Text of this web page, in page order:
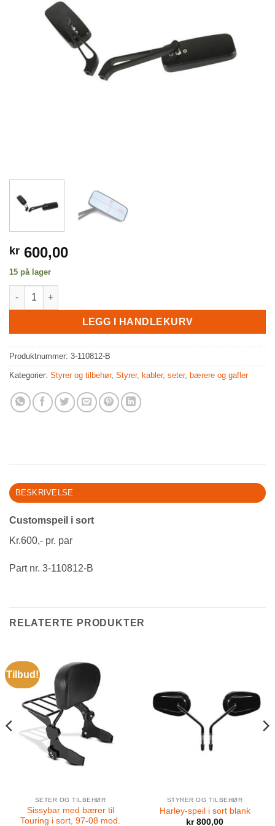
kr 600,00
15 på lager
Customspeil i sort antall
LEGG I HANDLEKURV
Produktnummer: 3-110812-B
Kategorier: Styrer og tilbehør, Styrer, kabler, seter, bærere og gafler
BESKRIVELSE
Customspeil i sort
Kr.600,- pr. par
Part nr. 3-110812-B
RELATERTE PRODUKTER
Tilbud!
SETER OG TILBEHØR
Sissybar med bærer til
Touring i sort, 97-08 mod.
STYRER OG TILBEHØR
Harley-speil i sort blank
kr800,00